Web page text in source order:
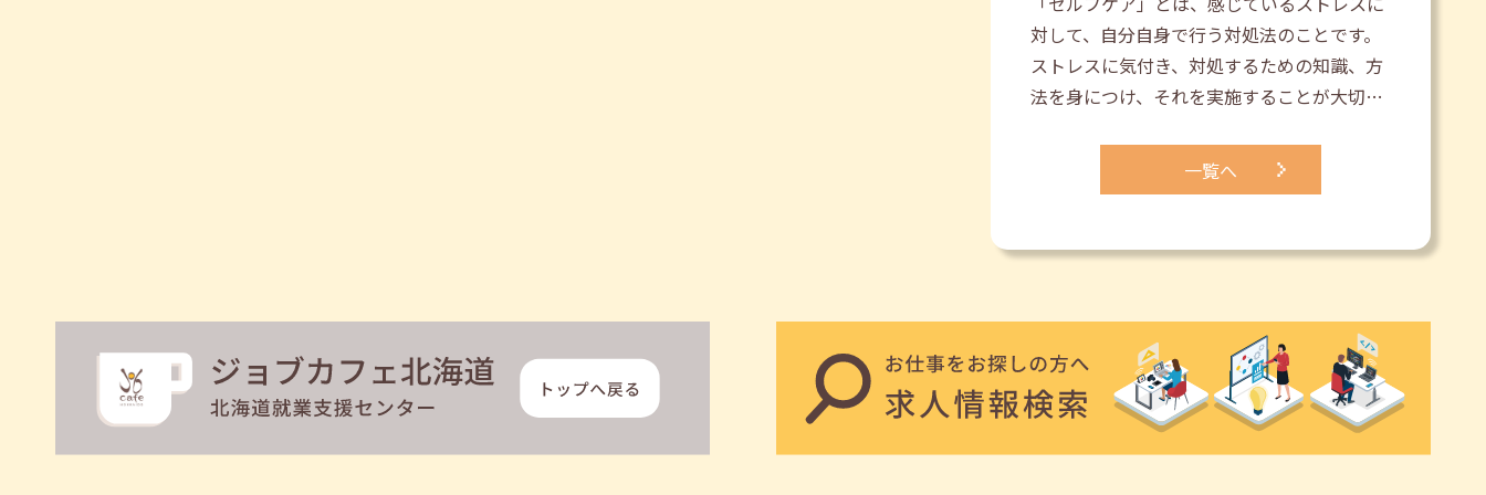
対して、自分自身で行う対処法のことです。
ストレスに気付き、対処するための知識、方
法を身につけ、それを実施することが大切…
一覧へ